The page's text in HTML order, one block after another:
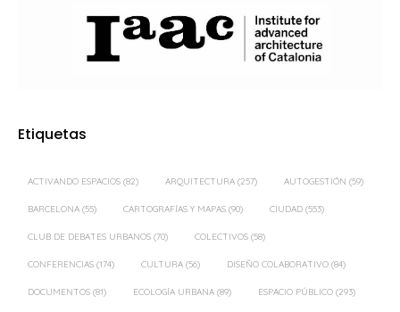
Etiquetas
ACTIVANDO ESPACIOS (82) ARQUITECTURA (257) AUTOGESTIÓN (59)
BARCELONA (55) CARTOGRAFÍAS Y MAPAS (90) CIUDAD (553)
CLUB DE DEBATES URBANOS (70) COLECTIVOS (58)
CONFERENCIAS (174) CULTURA (56) DISEÑO COLABORATIVO (84)
DOCUMENTOS (81) ECOLOGÍA URBANA (89) ESPACIO PÚBLICO (293)